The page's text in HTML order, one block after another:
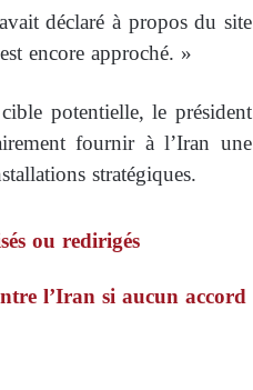
avait déclaré à propos du site
encore approché. »
potentielle, le président
fournir à l’Iran une
stratégiques.
ou redirigés
l’Iran si aucun accord